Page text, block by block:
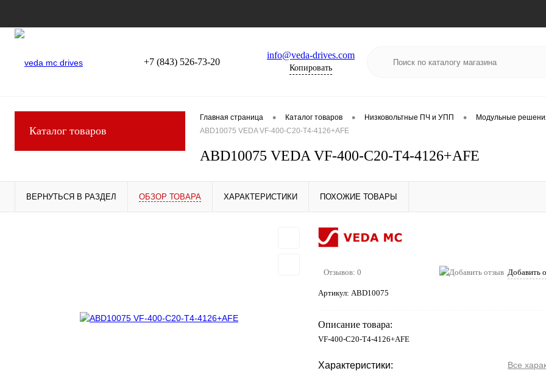
+7 (843) 526-73-20
info@veda-drives.com
Копировать
Каталог товаров
Главная страница • Каталог товаров • Низковольтные ПЧ и УПП •
Модульные
ABD10075 VEDA VF-400-C20-T4-4126+AFE
ABD10075 VEDA VF-400-C20-T4-4126+AFE
ВЕРНУТЬСЯ В РАЗДЕЛ ОБЗОР ТОВАРА ХАРАКТЕРИСТИКИ ПОХОЖИЕ ТОВАРЫ
Отзывов: 0 Добавить
Артикул: ABD10075
Описание товара:
VF-400-C20-T4-4126+AFE
Характеристики: Все